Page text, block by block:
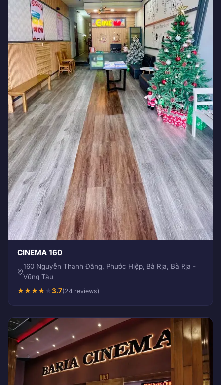
CINEMA 160
160 Nguyễn Thanh Đằng, Phước Hiệp, Bà Rịa, Bà Rịa -
Vũng Tàu
★★★★★3.7(24 reviews)